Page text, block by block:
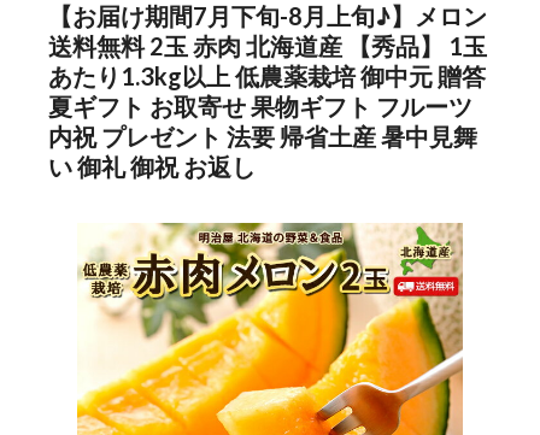
【お届け期間7月下旬-8月上旬♪】メロン
送料無料 2玉 赤肉 北海道産 【秀品】 1玉
あたり1.3kg以上 低農薬栽培 御中元 贈答
夏ギフト お取寄せ 果物ギフト フルーツ
内祝 プレゼント 法要 帰省土産 暑中見舞
い 御礼 御祝 お返し